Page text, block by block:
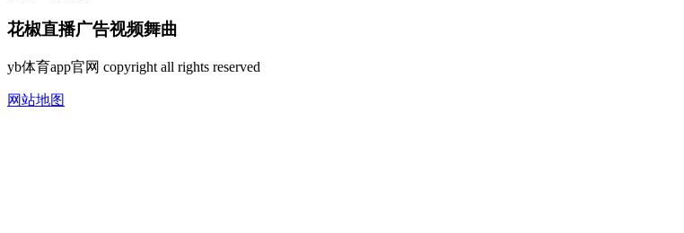
花椒直播广告视频舞曲
yb体育app官网 copyright all rights reserved
网站地图